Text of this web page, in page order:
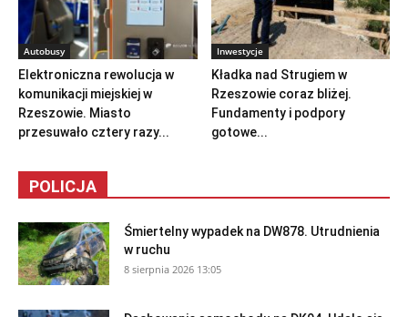
Autobusy
Elektroniczna rewolucja w
komunikacji miejskiej w
Rzeszowie. Miasto
przesuwało cztery razy...
Inwestycje
Kładka nad Strugiem w
Rzeszowie coraz bliżej.
Fundamenty i podpory
gotowe...
POLICJA
Śmiertelny wypadek na DW878. Utrudnienia
w ruchu
8 sierpnia 2026 13:05